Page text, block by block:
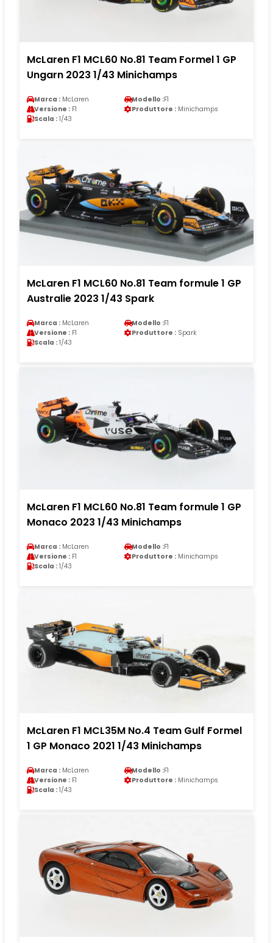
McLaren F1 MCL60 No.81 Team Formel 1 GP
Ungarn 2023 1/43 Minichamps
Marca : McLaren Modello :F1
Versione : F1 Produttore : Minichamps
Scala : 1/43
McLaren F1 MCL60 No.81 Team formule 1 GP
Australie 2023 1/43 Spark
Marca : McLaren Modello :F1
Versione : F1 Produttore : Spark
Scala : 1/43
McLaren F1 MCL60 No.81 Team formule 1 GP
Monaco 2023 1/43 Minichamps
Marca : McLaren Modello :F1
Versione : F1 Produttore : Minichamps
Scala : 1/43
McLaren F1 MCL35M No.4 Team Gulf Formel
1 GP Monaco 2021 1/43 Minichamps
Marca : McLaren Modello :F1
Versione : F1 Produttore : Minichamps
Scala : 1/43